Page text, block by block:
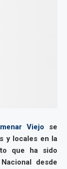
Viejo se
y locales en la
que ha sido
desde